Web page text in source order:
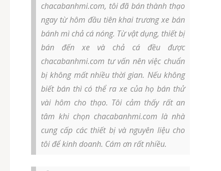
chacabanhmi.com, tôi đã bán thành thạo
ngay từ hôm đầu tiên khai trương xe bán
bánh mì chả cá nóng. Từ vật dụng, thiết bị
bán đến xe và chả cá đều được
chacabanhmi.com tư vấn nên việc chuẩn
bị không mất nhiều thời gian. Nếu không
biết bán thì có thể ra xe của họ bán thử
vài hôm cho thạo. Tôi cảm thấy rất an
tâm khi chọn chacabanhmi.com là nhà
cung cấp các thiết bị và nguyên liệu cho
tôi để kinh doanh. Cám ơn rất nhiều.